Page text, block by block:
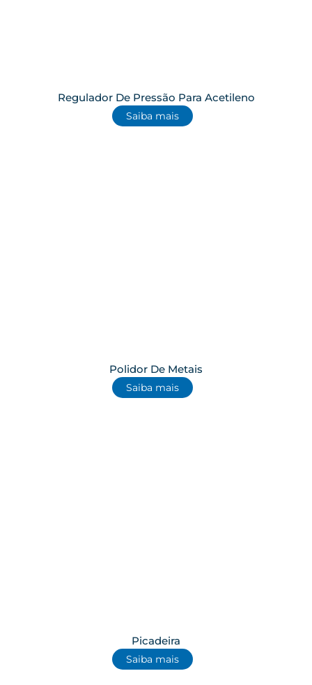
Regulador De Pressão Para Acetileno
Saiba mais
Polidor De Metais
Saiba mais
Picadeira
Saiba mais